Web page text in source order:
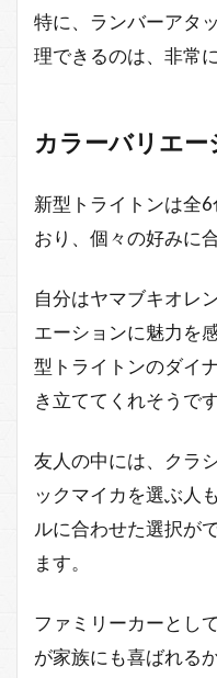
特に、ランバーアタ
理できるのは、非常
カラーバリエー
新型トライトンは全
おり、個々の好みに
自分はヤマブキオレ
エーションに魅力を
型トライトンのダイ
き立ててくれそうです
友人の中には、クラ
ックマイカを選ぶ人
ルに合わせた選択が
ます。
ファミリーカーとし
が家族にも喜ばれる